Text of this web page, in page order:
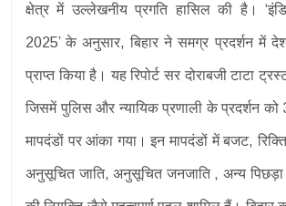
क्षेत्र में उल्लेखनीय प्रगति हासिल की है।
2025’ के अनुसार, बिहार ने समग्र प्रदर्शन में
प्राप्त किया है। यह रिपोर्ट सर दोराबजी टाटा
जिसमें पुलिस और न्यायिक प्रणाली के प्रदर्शन को
मापदंडों पर आंका गया। इन मापदंडों में बजट,
अनुसूचित जाति, अनुसूचित जनजाति , अन्य पिछड़ा